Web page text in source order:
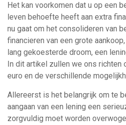
Het kan voorkomen dat u op een
leven behoefte heeft aan extra
nu gaat om het consolideren van
financieren van een grote
lang gekoesterde droom, een
In dit artikel zullen we ons richten
euro en de verschillende
Allereerst is het belangrijk om te
aangaan van een lening een
zorgvuldig moet worden